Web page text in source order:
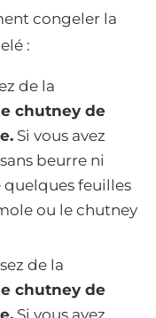
congeler la
:
de la
chutney de
Si vous avez
beurre ni
quelques feuilles
ou le chutney
de la
chutney de